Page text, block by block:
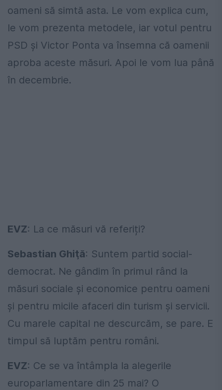
oameni să simtă asta. Le vom explica cum,
le vom prezenta metodele, iar votul pentru
PSD și Victor Ponta va însemna că oamenii
aproba aceste măsuri. Apoi le vom lua până
în decembrie.
EVZ: La ce măsuri vă referiți?
Sebastian Ghiţă: Suntem partid social-
democrat. Ne gândim în primul rând la
măsuri sociale și economice pentru oameni
și pentru micile afaceri din turism și servicii.
Cu marele capital ne descurcăm, se pare. E
timpul să luptăm pentru români.
EVZ: Ce se va întâmpla la alegerile
europarlamentare din 25 mai? O